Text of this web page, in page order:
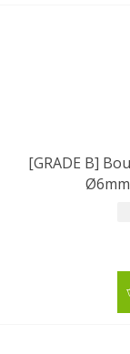
[GRADE B]